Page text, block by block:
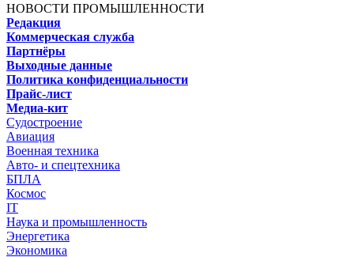
НОВОСТИ ПРОМЫШЛЕННОСТИ
Редакция
Коммерческая служба
Партнёры
Выходные данные
Политика конфиденциальности
Прайс-лист
Медиа-кит
Судостроение
Авиация
Военная техника
Авто- и спецтехника
БПЛА
Космос
IT
Наука и промышленность
Энергетика
Экономика